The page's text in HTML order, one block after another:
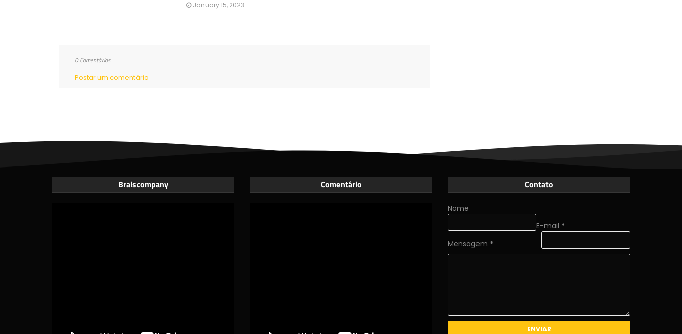
January 15, 2023
0 Comentários
Postar um comentário
Braiscompany Comentário Contato
Nome
E-mail *
Mensagem *